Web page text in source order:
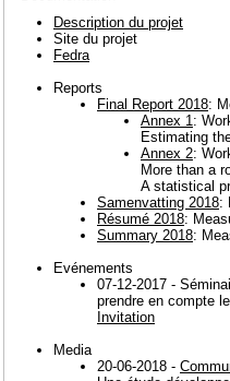
Description du projet
Site du projet
Fedra
Reports
Final Report 2018:
Annex 1:
Estimating
Annex 2:
More than a
A statistical
Samenvatting 2018:
Résumé 2018:
Summary 2018:
Evénements
07-12-2017 -
prendre en compte
Invitation
Media
20-06-2018 -